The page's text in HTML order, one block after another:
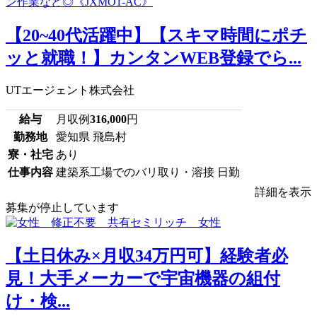
【20~40代活躍中】【スキマ時間にポチ
ッと就職！】カンタンWEB登録でら...
UTエージェント株式会社
給与 月収例316,000円
勤務地
愛知県 飛島村
寮・社宅 あり
仕事内容 建築系工場でのバリ取り・溶接 日勤
詳細を表示
募集が停止しています
【土日休み×月収34万円可】経験者必
見！大手メーカーで宇宙機器の組付
け・検...